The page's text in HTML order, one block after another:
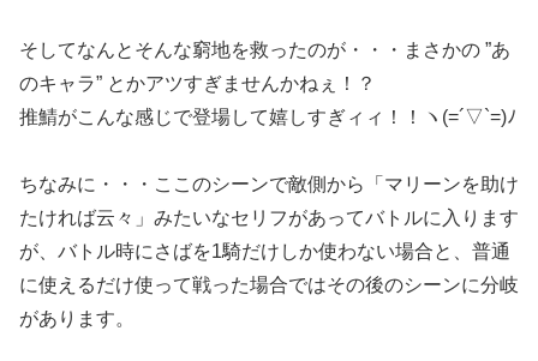
そしてなんとそんな窮地を救ったのが・・・まさかの ”あ
のキャラ” とかアツすぎませんかねぇ！？
推鯖がこんな感じで登場して嬉しすぎィィ！！ヽ(=´▽`=)ﾉ
ちなみに・・・ここのシーンで敵側から「マリーンを助け
たければ云々」みたいなセリフがあってバトルに入ります
が、バトル時にさばを1騎だけしか使わない場合と、普通
に使えるだけ使って戦った場合ではその後のシーンに分岐
があります。